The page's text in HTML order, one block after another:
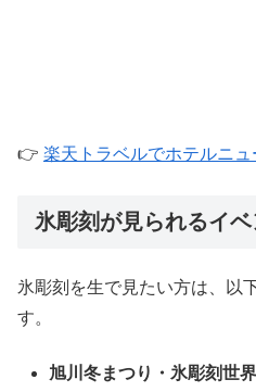
👉 楽天トラベルでホテルニ
氷彫刻が見られるイベ
氷彫刻を生で見たい方は、以
す。
旭川冬まつり・氷彫刻世